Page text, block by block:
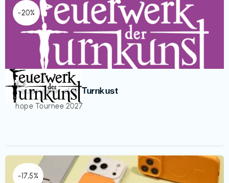
-20%
Veranstaltung
Feuerwerk der Turnkust
hope Tournee 2027
€€‎
-17,5%